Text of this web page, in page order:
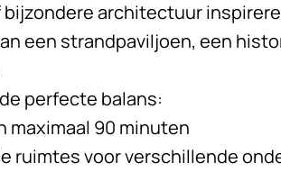
bijzondere architectuur
een strandpaviljoen, een
perfecte balans:
maximaal 90 minuten
ruimtes voor verschillende